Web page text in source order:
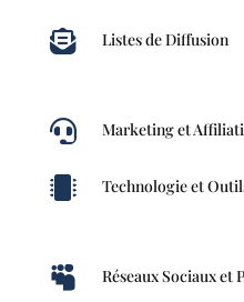
 Listes de Diffusion
 Marketing et
 Technologie et
 Réseaux Sociaux et